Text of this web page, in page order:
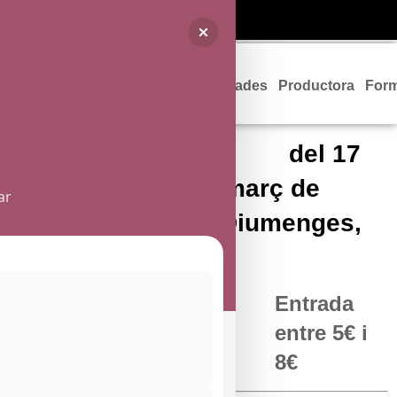
Entrades Productora
del 17
de febrer al 04 de març de
2018. Dissabtes i Diumenges,
Entrada
entre 5€ i
8€